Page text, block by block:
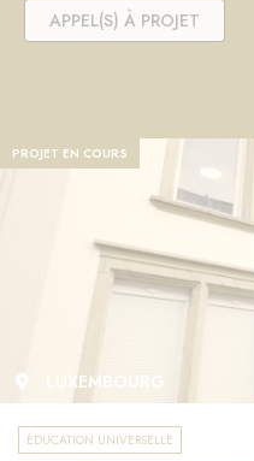
APPEL(S) À PROJET
PROJET EN COURS
LUXEMBOURG
ÉDUCATION UNIVERSELLE